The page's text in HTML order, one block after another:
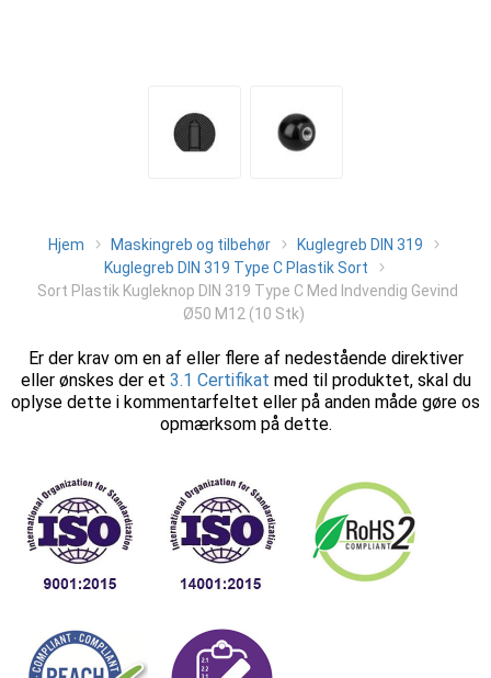
Hjem Maskingreb og tilbehør
Kuglegreb DIN 319
Kuglegreb DIN 319 Type C Plastik Sort
Sort Plastik Kugleknop DIN 319 Type C Med Indvendig Gevind
Ø50 M12 (10 Stk)
Er der krav om en af eller flere af nedestående direktiver
eller ønskes der et 3.1 Certifikat med til produktet, skal du
oplyse dette i kommentarfeltet eller på anden måde gøre os
opmærksom på dette.